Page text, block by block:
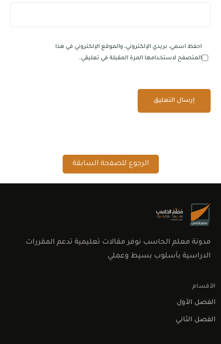
احفظ اسمي، بريدي الإلكتروني، والموقع الإلكتروني في هذا
المتصفح لاستخدامها المرة المقبلة في تعليقي.
الرجوع للصفحة السابقة
مدونة معلم الحاسب نوفر مقالات تعليمية تدعم المقررات
الدراسية بأسلوب بسيط وعملي
الأقسام
الفصل الأول
الفصل الثاني